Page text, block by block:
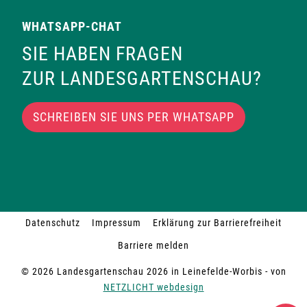
WHATSAPP-CHAT
SIE HABEN FRAGEN
ZUR LANDESGARTENSCHAU?
SCHREIBEN SIE UNS PER WHATSAPP
© 2026 Landesgartenschau 2026 in Leinefelde-Worbis - von
NETZLICHT webdesign
Datenschutz Impressum
Erklärung zur Barrierefreiheit
Barriere melden